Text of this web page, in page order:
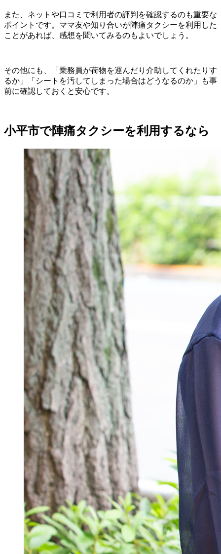
また、ネットや口コミで利用者の評判を確認するのも重要な
ポイントです。ママ友や知り合いが陣痛タクシーを利用した
ことがあれば、感想を聞いてみるのもよいでしょう。
その他にも、「乗務員が荷物を運んだり介助してくれたりす
るか」「シートを汚してしまった場合はどうなるのか」も事
前に確認しておくと安心です。
小平市で陣痛タクシーを利用するなら